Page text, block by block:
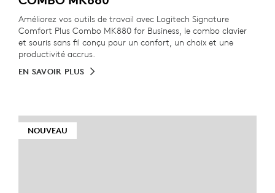
Améliorez vos outils de travail avec Logitech Signature
Comfort Plus Combo MK880 for Business, le combo clavier
et souris sans fil conçu pour un confort, un choix et une
productivité accrus.
EN SAVOIR PLUS
NOUVEAU